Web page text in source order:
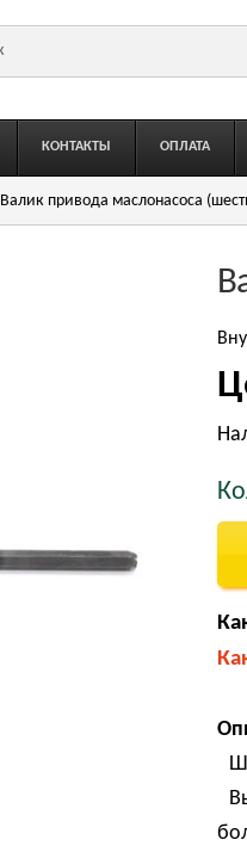
КОНТАКТЫ ОПЛАТА
Валик привода маслонасоса